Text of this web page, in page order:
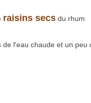
raisins secs du rhum
de l'eau chaude et un peu